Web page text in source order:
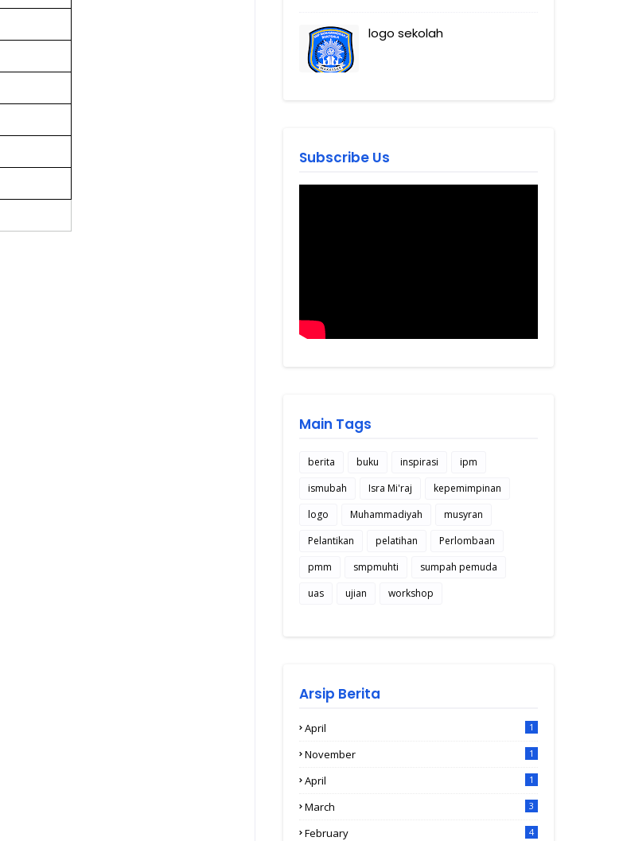
logo sekolah
Subscribe Us
Main Tags
berita buku inspirasi
ipm
ismubah
Isra Mi'raj
kepemimpinan
logo
Muhammadiyah
musyran
Pelantikan
pelatihan
Perlombaan
pmm
smpmuhti
sumpah pemuda
uas
ujian workshop
Arsip Berita
April 1
November 1
April 1
March 3
February 4